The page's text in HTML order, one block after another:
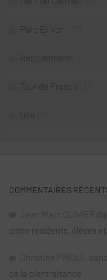
Parc Er Vor
Recrutement
Tour de France
Une
COMMENTAIRES
Jean Marc OLIVIER
entre résidents, élèves
Christine PRIOUL dans
de la bientraitance